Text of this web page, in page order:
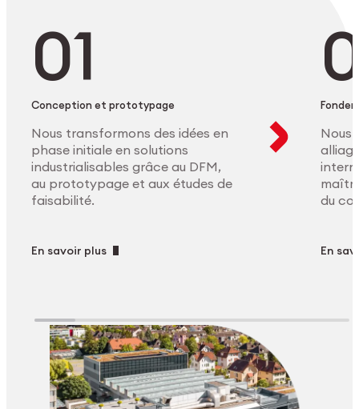
Conception et prototypage
Nous transformons des idées en
phase initiale en solutions
industrialisables grâce au DFM,
au prototypage et aux études de
faisabilité.
En savoir plus
Nous
du
En